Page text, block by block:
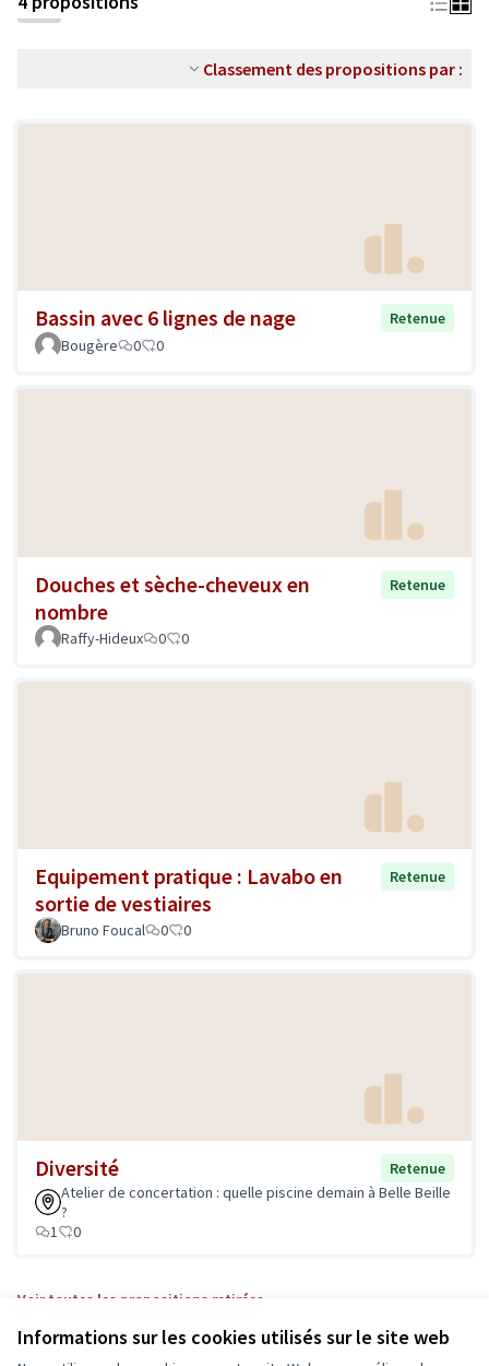
Informations sur les cookies utilisés sur le site web
Classement des propositions par :
Bassin avec 6 lignes de nage
Retenue
Bougère
0 0
Douches et sèche-cheveux en
nombre
Retenue
Raffy-Hideux 0 0
Equipement pratique : Lavabo en
sortie de vestiaires
Retenue
Bruno Foucal 0 0
Diversité
Retenue
Atelier de concertation : quelle piscine demain à Belle Beille
?
1
0
Voir toutes les propositions retirées